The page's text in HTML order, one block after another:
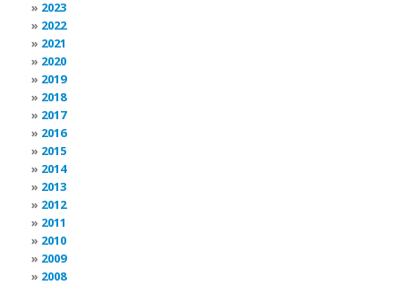
2023
2022
2021
2020
2019
2018
2017
2016
2015
2014
2013
2012
2011
2010
2009
2008